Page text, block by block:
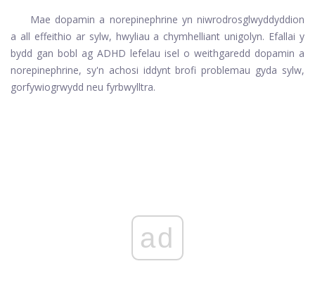
Mae dopamin a norepinephrine yn niwrodrosglwyddyddion
a all effeithio ar sylw, hwyliau a chymhelliant unigolyn. Efallai y
bydd gan bobl ag ADHD lefelau isel o weithgaredd dopamin a
norepinephrine, sy'n achosi iddynt brofi problemau gyda sylw,
gorfywiogrwydd neu fyrbwylltra.
ad